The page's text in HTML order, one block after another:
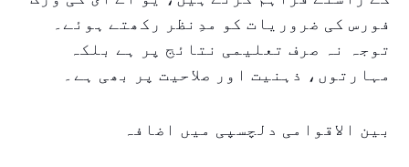
فورس کی ضروریات کو مدِنظر رکھتے ہوئے۔
توجہ نہ صرف تعلیمی نتائج پر ہے بلکہ
مہارتوں، ذہنیت اور صلاحیت پر بھی ہے۔
بین الاقوامی دلچسپی میں اضافہ